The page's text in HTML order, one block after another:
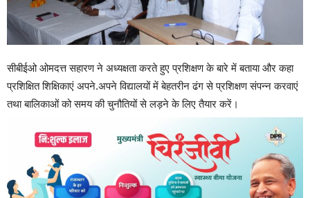
सीबीईओ ओमदत्त सहारण ने अध्यक्षता करते हुए प्रशिक्षण के बारे में बताया और कहा
प्रशिक्षित शिक्षिकाएं अपने.अपने विद्यालयों में बेहतरीन ढंग से प्रशिक्षण संपन्न करवाएं
तथा बालिकाओं को समय की चुनौतियों से लड़ने के लिए तैयार करें।